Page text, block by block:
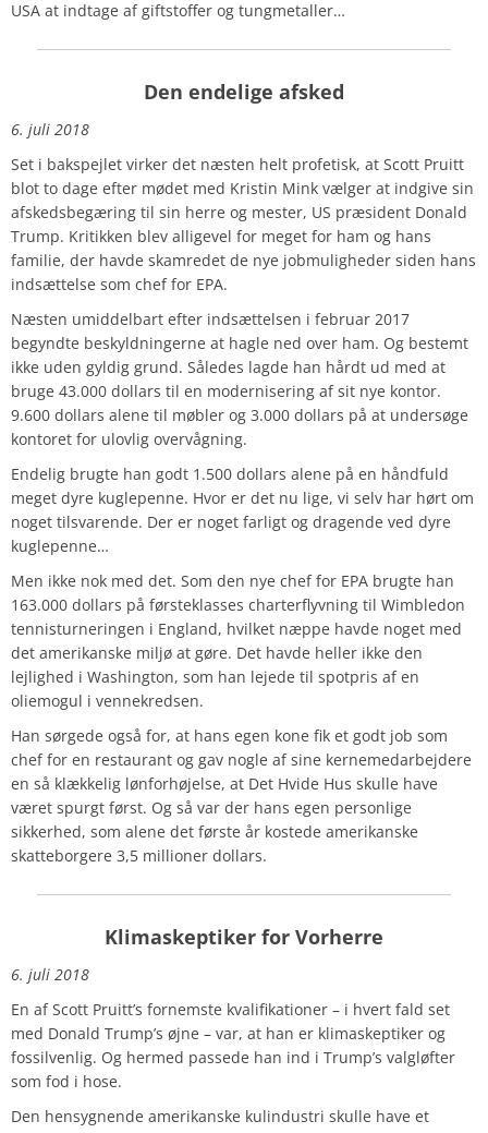
USA at indtage af giftstoffer og tungmetaller…
Den endelige afsked
6. juli 2018
Set i bakspejlet virker det næsten helt profetisk, at Scott Pruitt
blot to dage efter mødet med Kristin Mink vælger at indgive sin
afskedsbegæring til sin herre og mester, US præsident Donald
Trump. Kritikken blev alligevel for meget for ham og hans
familie, der havde skamredet de nye jobmuligheder siden hans
indsættelse som chef for EPA.
Næsten umiddelbart efter indsættelsen i februar 2017
begyndte beskyldningerne at hagle ned over ham. Og bestemt
ikke uden gyldig grund. Således lagde han hårdt ud med at
bruge 43.000 dollars til en modernisering af sit nye kontor.
9.600 dollars alene til møbler og 3.000 dollars på at undersøge
kontoret for ulovlig overvågning.
Endelig brugte han godt 1.500 dollars alene på en håndfuld
meget dyre kuglepenne. Hvor er det nu lige, vi selv har hørt om
noget tilsvarende. Der er noget farligt og dragende ved dyre
kuglepenne…
Men ikke nok med det. Som den nye chef for EPA brugte han
163.000 dollars på førsteklasses charterflyvning til Wimbledon
tennisturneringen i England, hvilket næppe havde noget med
det amerikanske miljø at gøre. Det havde heller ikke den
lejlighed i Washington, som han lejede til spotpris af en
oliemogul i vennekredsen.
Han sørgede også for, at hans egen kone fik et godt job som
chef for en restaurant og gav nogle af sine kernemedarbejdere
en så klækkelig lønforhøjelse, at Det Hvide Hus skulle have
været spurgt først. Og så var der hans egen personlige
sikkerhed, som alene det første år kostede amerikanske
skatteborgere 3,5 millioner dollars.
Klimaskeptiker for Vorherre
6. juli 2018
En af Scott Pruitt’s fornemste kvalifikationer – i hvert fald set
med Donald Trump’s øjne – var, at han er klimaskeptiker og
fossilvenlig. Og hermed passede han ind i Trump’s valgløfter
som fod i hose.
Den hensygnende amerikanske kulindustri skulle have et